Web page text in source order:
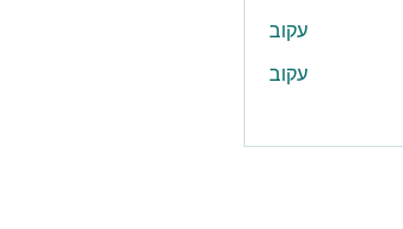
עקוב
עקוב